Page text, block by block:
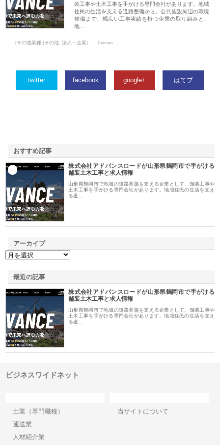
装工事や土木工事を手がける専門会社があります。地域
住民の生活を支える道路整備から、公共施設周辺の環境
整備まで、幅広い工事実績を持つ企業の取り組みと、
地…
[その他業種][その他_法人・企業] 0views
twitter facebook google+ はてブ
おすすめ記事
株式会社アドバンスロードが山形県鶴岡市で手がける
舗装土木工事と求人情報
山形県鶴岡市で地域の道路基盤を支える企業として、舗装工事や
土木工事を手がける専門会社があります。地域住民の生活を支え
る道…
アーカイブ
最近の記事
株式会社アドバンスロードが山形県鶴岡市で手がける
舗装土木工事と求人情報
山形県鶴岡市で地域の道路基盤を支える企業として、舗装工事や
土木工事を手がける専門会社があります。地域住民の生活を支え
る道…
ビジネスワイドネット
士業（専門職種）
運送業
人材紹介業
当サイトについて